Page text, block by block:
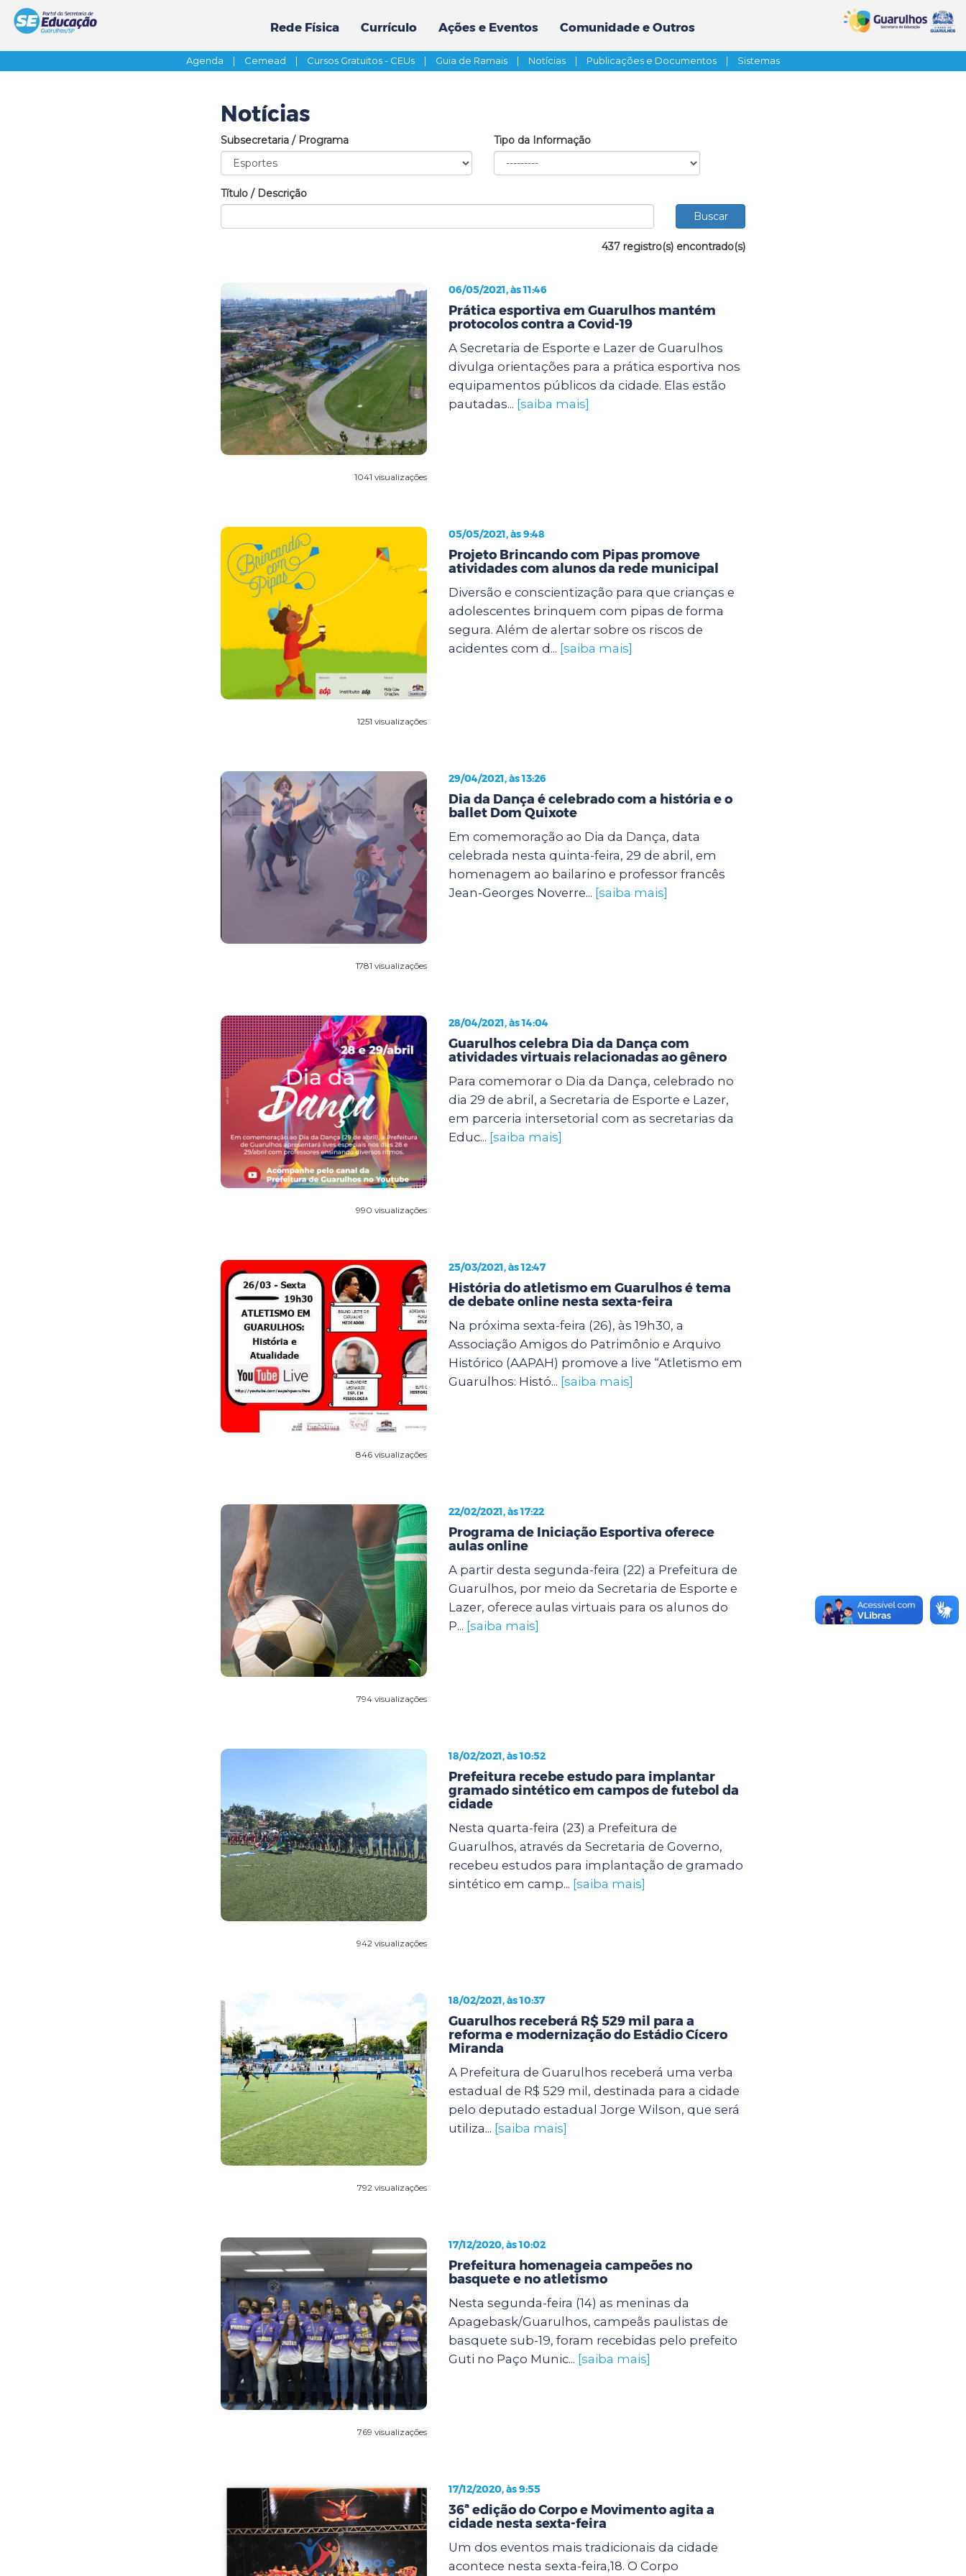
Rede Física Currículo Ações e Eventos Comunidade e Outros
Agenda | Cemead | Cursos Gratuitos - CEUs | Guia de Ramais | Notícias | Publicações e Documentos | Sistemas
Notícias
Subsecretaria / Programa Tipo da Informação
Título / Descrição
437 registro(s) encontrado(s)
1041 visualizações
06/05/2021, às 11:46
Prática esportiva em Guarulhos mantém
protocolos contra a Covid-19
A Secretaria de Esporte e Lazer de Guarulhos
divulga orientações para a prática esportiva nos
equipamentos públicos da cidade. Elas estão
pautadas... [saiba mais]
1251 visualizações
05/05/2021, às 9:48
Projeto Brincando com Pipas promove
atividades com alunos da rede municipal
Diversão e conscientização para que crianças e
adolescentes brinquem com pipas de forma
segura. Além de alertar sobre os riscos de
acidentes com d... [saiba mais]
1781 visualizações
29/04/2021, às 13:26
Dia da Dança é celebrado com a história e o
ballet Dom Quixote
Em comemoração ao Dia da Dança, data
celebrada nesta quinta-feira, 29 de abril, em
homenagem ao bailarino e professor francês
Jean-Georges Noverre... [saiba mais]
990 visualizações
28/04/2021, às 14:04
Guarulhos celebra Dia da Dança com
atividades virtuais relacionadas ao gênero
Para comemorar o Dia da Dança, celebrado no
dia 29 de abril, a Secretaria de Esporte e Lazer,
em parceria intersetorial com as secretarias da
Educ... [saiba mais]
846 visualizações
25/03/2021, às 12:47
História do atletismo em Guarulhos é tema
de debate online nesta sexta-feira
Na próxima sexta-feira (26), às 19h30, a
Associação Amigos do Patrimônio e Arquivo
Histórico (AAPAH) promove a live “Atletismo em
Guarulhos: Histó... [saiba mais]
794 visualizações
22/02/2021, às 17:22
Programa de Iniciação Esportiva oferece
aulas online
A partir desta segunda-feira (22) a Prefeitura de
Guarulhos, por meio da Secretaria de Esporte e
Lazer, oferece aulas virtuais para os alunos do
P... [saiba mais]
942 visualizações
18/02/2021, às 10:52
Prefeitura recebe estudo para implantar
gramado sintético em campos de futebol da
cidade
Nesta quarta-feira (23) a Prefeitura de
Guarulhos, através da Secretaria de Governo,
recebeu estudos para implantação de gramado
sintético em camp... [saiba mais]
792 visualizações
18/02/2021, às 10:37
Guarulhos receberá R$ 529 mil para a
reforma e modernização do Estádio Cícero
Miranda
A Prefeitura de Guarulhos receberá uma verba
estadual de R$ 529 mil, destinada para a cidade
pelo deputado estadual Jorge Wilson, que será
utiliza... [saiba mais]
769 visualizações
17/12/2020, às 10:02
Prefeitura homenageia campeões no
basquete e no atletismo
Nesta segunda-feira (14) as meninas da
Apagebask/Guarulhos, campeãs paulistas de
basquete sub-19, foram recebidas pelo prefeito
Guti no Paço Munic... [saiba mais]
17/12/2020, às 9:55
36ª edição do Corpo e Movimento agita a
cidade nesta sexta-feira
Um dos eventos mais tradicionais da cidade
acontece nesta sexta-feira,18. O Corpo